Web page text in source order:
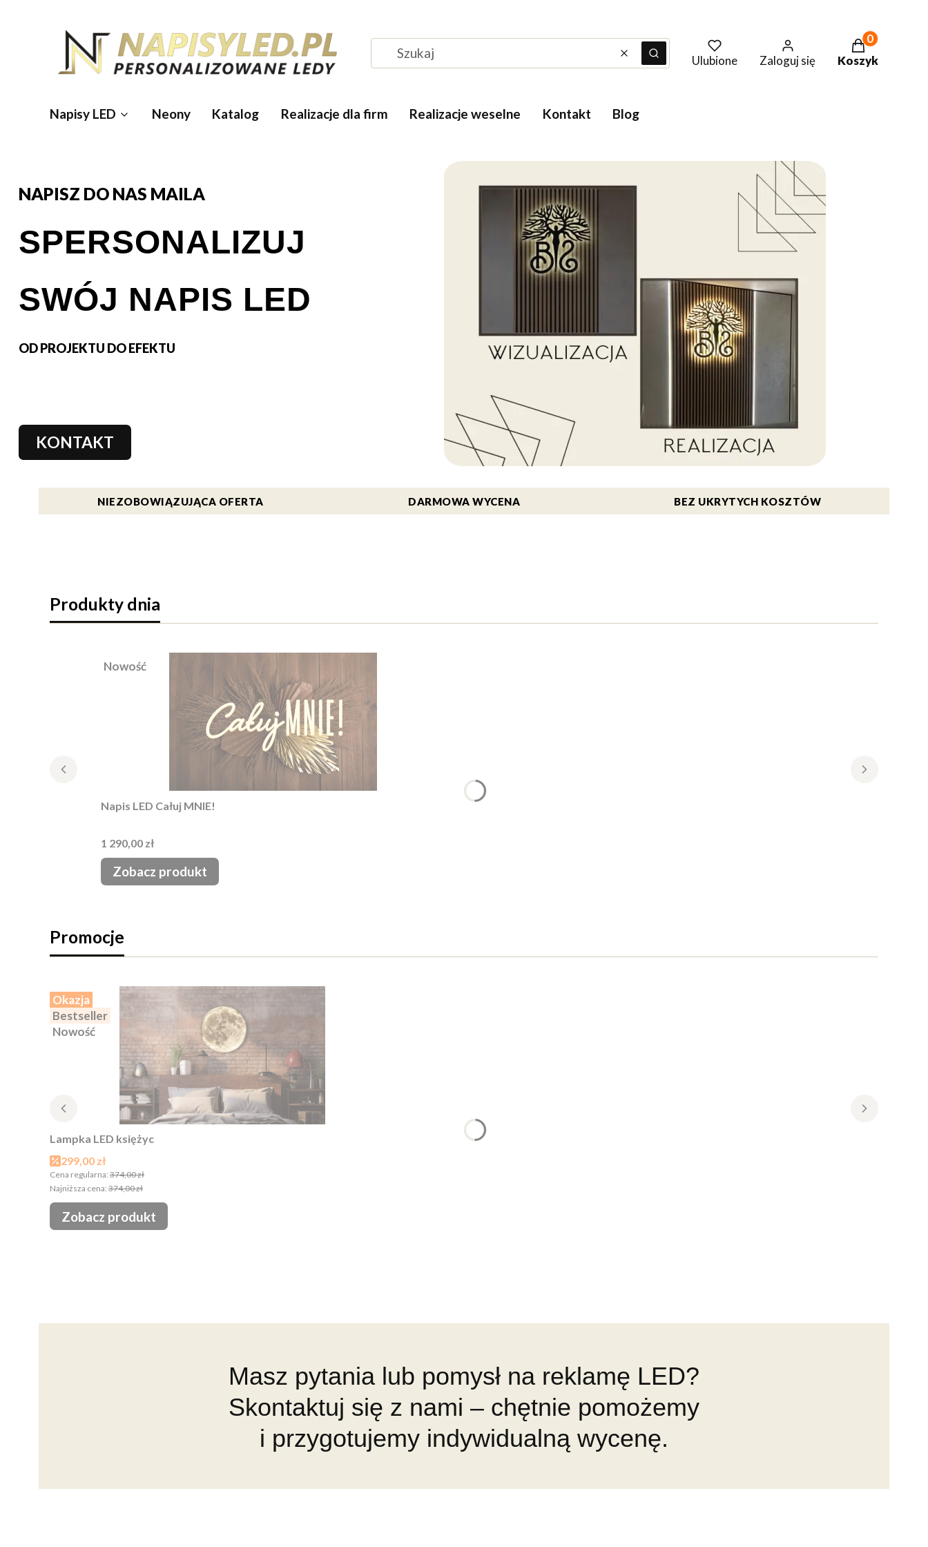
WyczyśćSzukaj Ulubione Zaloguj się
Produkty w
Koszyk
Napisy LED Neony Katalog Realizacje dla firm Realizacje weselne Kontakt Blog
NAPISZ DO NAS MAILA
SPERSONALIZUJ
SWÓJ NAPIS LED
OD PROJEKTU DO EFEKTU
KONTAKT
NIEZOBOWIĄZUJĄCA OFERTA DARMOWA WYCENA BEZ UKRYTYCH KOSZTÓW
Produkty dnia
Nowość
Napis LED Całuj MNIE!
Cena
1 290,00 zł
Zobacz produkt
Promocje
Okazja
Bestseller
Nowość
Lampka LED księżyc
Cena promocyjna
299,00 zł
Cena regularna: 374,00 zł
Najniższa cena: 374,00 zł
Zobacz produkt
Masz pytania lub pomysł na reklamę LED?
Skontaktuj się z nami – chętnie pomożemy
i przygotujemy indywidualną wycenę.